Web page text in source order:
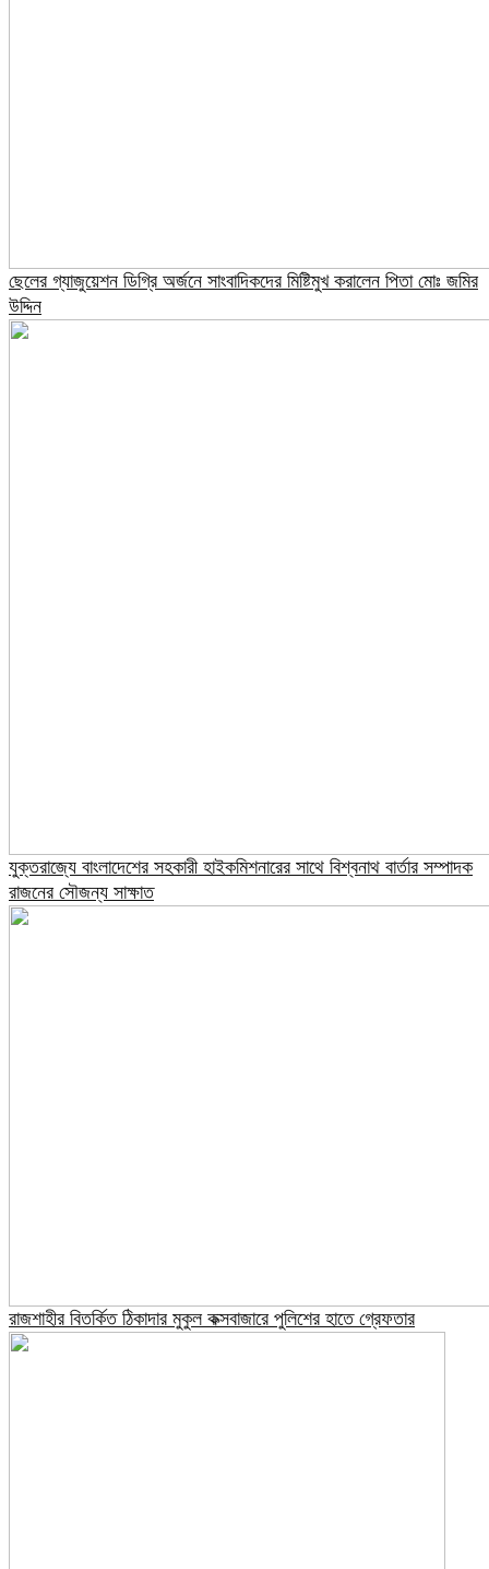
ছেলের গ্যাজুয়েশন ডিগ্রি অর্জনে সাংবাদিকদের মিষ্টিমুখ করালেন পিতা মোঃ জমির
উদ্দিন
যুক্তরাজ্যে বাংলাদেশের সহকারী হাইকমিশনারের সাথে বিশ্বনাথ বার্তার সম্পাদক
রাজনের সৌজন্য সাক্ষাত
রাজশাহীর বিতর্কিত ঠিকাদার মুকুল কক্সবাজারে পুলিশের হাতে গ্রেফতার